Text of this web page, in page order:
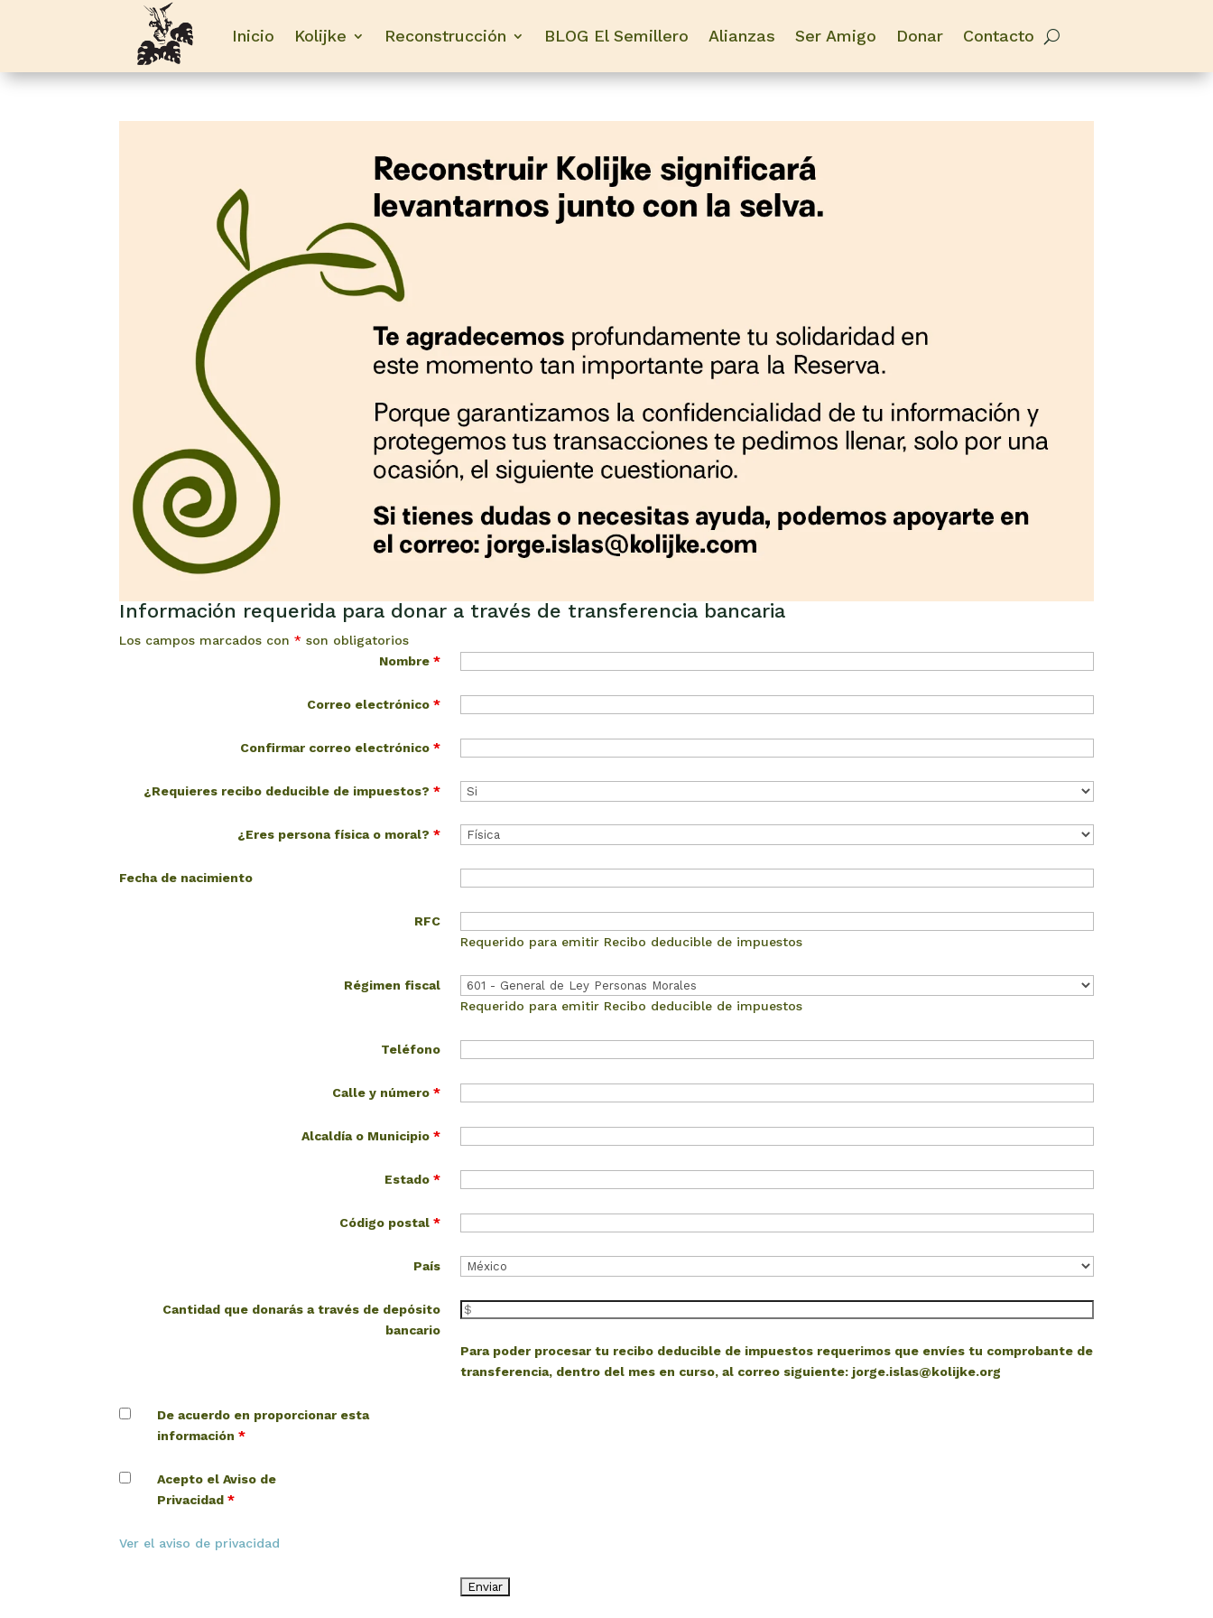
Inicio Kolijke Reconstrucción BLOG El Semillero Alianzas Ser Amigo Donar Contacto
Información requerida para donar a través de transferencia bancaria
Los campos marcados con * son obligatorios
Nombre*
Correo electrónico*
Confirmar correo electrónico*
¿Requieres recibo deducible de impuestos?*
¿Eres persona fí­sica o moral?*
Fecha de nacimiento
RFC
Requerido para emitir Recibo deducible de impuestos
Régimen fiscal
Requerido para emitir Recibo deducible de impuestos
Teléfono
Calle y número*
Alcaldía o Municipio*
Estado*
Código postal*
País
Cantidad que donarás a través de depósito
bancario
Para poder procesar tu recibo deducible de impuestos requerimos que envíes tu comprobante de
transferencia, dentro del mes en curso, al correo siguiente: jorge.islas@kolijke.org
De acuerdo en proporcionar esta
información *
Acepto el Aviso de
Privacidad *
Ver el aviso de privacidad